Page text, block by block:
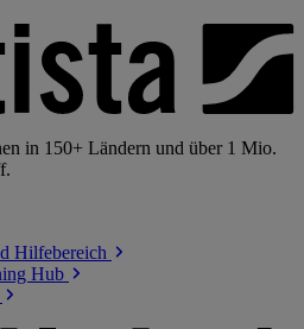
in 150+ Ländern und über 1 Mio.
Hilfebereich
Hub